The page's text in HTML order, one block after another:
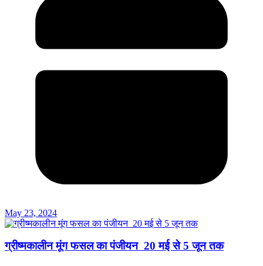
May 23, 2024
ग्रीष्मकालीन मूंग फसल का पंजीयन 20 मई से 5 जून तक